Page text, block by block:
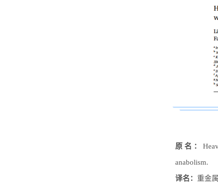
原名 ：
anabolism.
译名： 重金